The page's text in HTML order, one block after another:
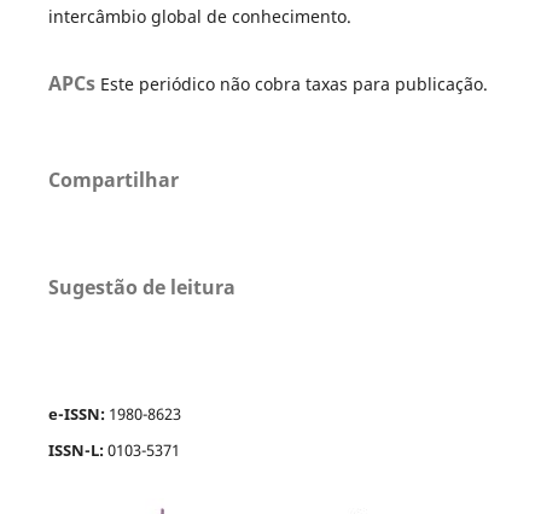
intercâmbio global de conhecimento.
APCs Este periódico não cobra taxas para publicação.
Compartilhar
Sugestão de leitura
e-ISSN: 1980-8623
ISSN-L:0103-5371